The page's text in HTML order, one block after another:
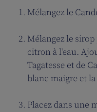
Mélangez le
Mélangez le
citron à l'eau.
Tagatesse et de
blanc maigre et
Placez dans une